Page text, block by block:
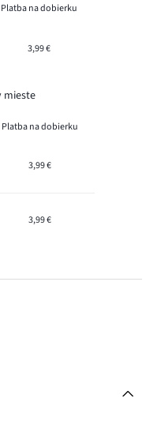
Platba na dobierku
3,99 €
mieste
Platba na dobierku
3,99 €
3,99 €